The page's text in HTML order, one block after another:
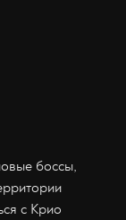
боссы,
с Крио